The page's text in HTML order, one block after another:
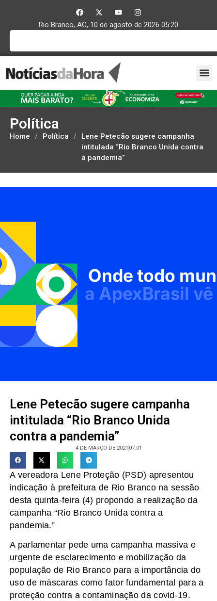
Rio Branco, AC, 10 de agosto de 2026 05:20
Política
Home / Política /
Lene Petecão sugere campanha
intitulada “Rio Branco Unida contra
a pandemia”
Lene Petecão sugere campanha
intitulada “Rio Branco Unida
contra a pandemia”
4 DE MARÇO DE 2021 07:01
A vereadora Lene Proteção (PSD) apresentou
indicação à prefeitura de Rio Branco na sessão
desta quinta-feira (4) propondo a realização da
campanha “Rio Branco Unida contra a
pandemia.”
A parlamentar pede uma campanha massiva e
urgente de esclarecimento e mobilização da
população de Rio Branco para a importância do
uso de máscaras como fator fundamental para a
proteção contra a contaminação da covid-19.